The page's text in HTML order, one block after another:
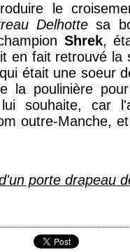
le
Delhotte sa
Shrek,
en fait retrouvé
était une soeur
la poulinière
souhaite, car
outre-Manche,
porte drapeau